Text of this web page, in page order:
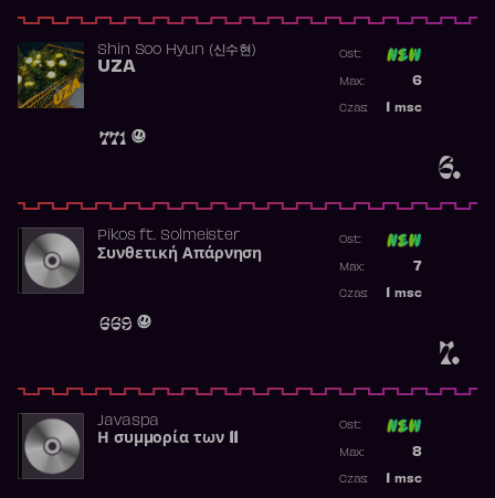
6.
Shin Soo Hyun (신수현)
UZA
771
Ost:
6
Max:
msc
Czas:
7.
Pikosft. Solmeister
Συνθετική Απάρνηση
669
Ost:
7
Max:
msc
Czas:
Javaspa
Η συμμορία των 11
Ost:
8
Max:
msc
Czas: